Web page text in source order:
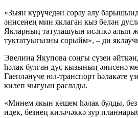
«Зыян күрүчедән сорау алу
әнисенең мин яклаган кыз белән
Якларның татулашуын исәпкә алып
туктатуыгызны сорыйм», – ди
Эвелина Якупова соңгы сүзен
һәлак булган дус кызының әнисенә
Гаепләнүче юл-транспорт һәлакәте
килеп чыгуын раслады.
«Минем якын кешем һәлак булды,
идек, безнең киләчәккә зур